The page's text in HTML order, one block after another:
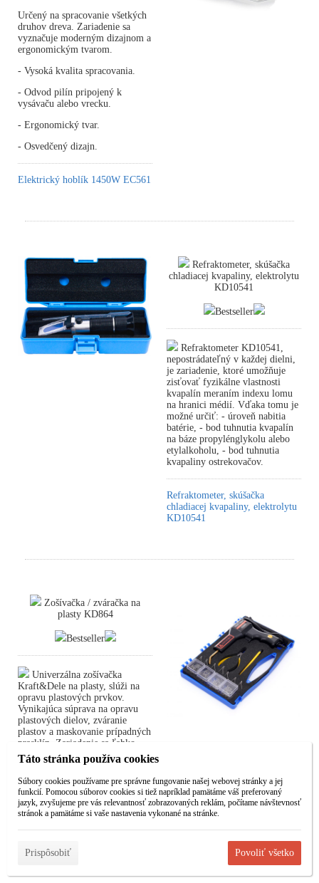
Určený na spracovanie všetkých
druhov dreva. Zariadenie sa
vyznačuje moderným dizajnom a
ergonomickým tvarom.
- Vysoká kvalita spracovania.
- Odvod pilín pripojený k
vysávaču alebo vrecku.
- Ergonomický tvar.
- Osvedčený dizajn.
Elektrický hoblík 1450W EC561
Refraktometer, skúšačka
chladiacej kvapaliny, elektrolytu
KD10541
Bestseller
Refraktometer KD10541,
nepostrádateľný v každej dielni,
je zariadenie, ktoré umožňuje
zisťovať fyzikálne vlastnosti
kvapalín meraním indexu lomu
na hranici médií. Vďaka tomu je
možné určiť: - úroveň nabitia
batérie, - bod tuhnutia kvapalín
na báze propylénglykolu alebo
etylalkoholu, - bod tuhnutia
kvapaliny ostrekovačov.
Refraktometer, skúšačka
chladiacej kvapaliny, elektrolytu
KD10541
Zošívačka / zváračka na
plasty KD864
Bestseller
Univerzálna zošívačka
Kraft&Dele na plasty, slúži na
opravu plastových prvkov.
Vynikajúca súprava na opravu
plastových dielov, zváranie
plastov a maskovanie prípadných
prasklín. Zariadenie sa ľahko
používa a je praktické.
Zariadenie je vybavené až 200 ks
zváracích hrotov (4 druhy po 50
ks) rôznych tvarov
KD864
Táto stránka používa cookies
Súbory cookies používame pre správne fungovanie našej webovej stránky a jej
funkcií. Pomocou súborov cookies si tiež napríklad pamätáme váš preferovaný
jazyk, zvyšujeme pre vás relevantnosť zobrazovaných reklám, počítame návštevnosť
stránok a pamätáme si vaše nastavenia vykonané na stránke.
Prispôsobiť Povoliť všetko